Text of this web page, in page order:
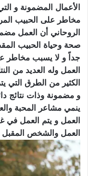
الأعمال المضمونة و
مخاطر على الحبيب
الروحاني أن العمل
صحة وحياة الحبيب
جداً و لا يسبب مخاطر
العمل وله العديد من
الكثير من الطرق التي
و مضمونة وذات نتائج
ينمي مشاعر المحبة
العمل و يتم العمل في
العمل والشخص المقبل